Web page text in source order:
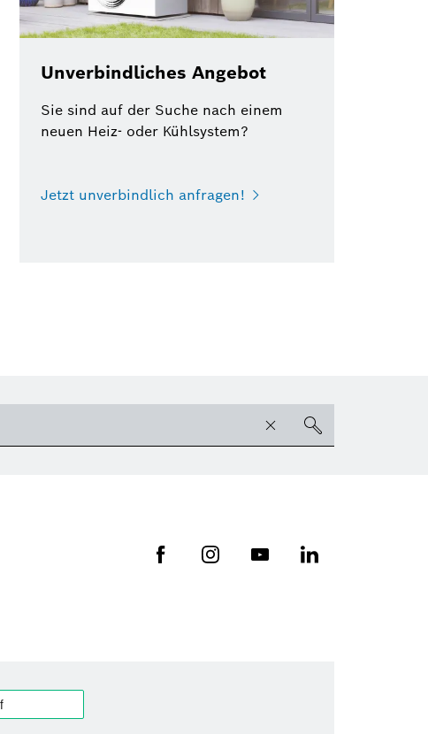
Unverbindliches Angebot
Sie sind auf der Suche nach einem
neuen Heiz- oder Kühlsystem?
Jetzt unverbindlich anfragen!